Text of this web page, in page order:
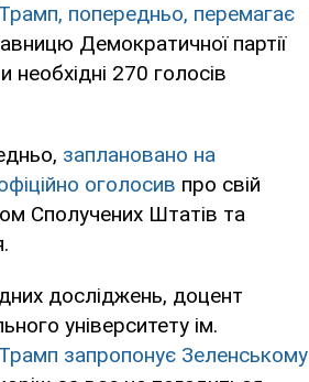
попередньо, перемагає
Демократичної партії
270 голосів
заплановано на
оголосив про свій
Сполучених Штатів та
досліджень, доцент
університету ім.
запропонує Зеленському